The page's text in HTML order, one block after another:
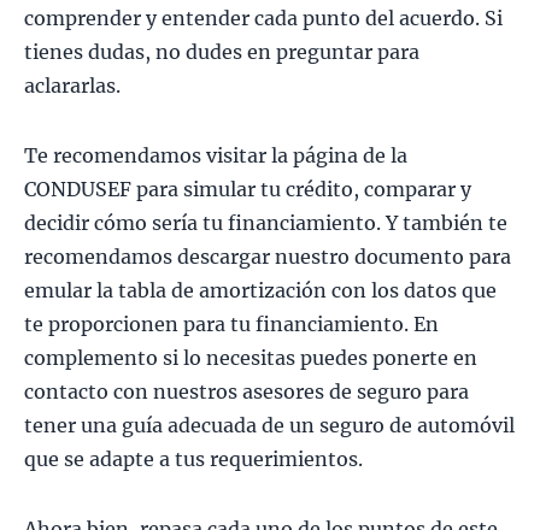
comprender y entender cada punto del acuerdo. Si
tienes dudas, no dudes en preguntar para
aclararlas.
Te recomendamos visitar la página de la
CONDUSEF para simular tu crédito, comparar y
decidir cómo sería tu financiamiento. Y también te
recomendamos descargar nuestro documento para
emular la tabla de amortización con los datos que
te proporcionen para tu financiamiento. En
complemento si lo necesitas puedes ponerte en
contacto con nuestros asesores de seguro para
tener una guía adecuada de un seguro de automóvil
que se adapte a tus requerimientos.